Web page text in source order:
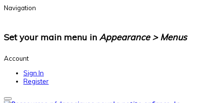
Navigation
Set your main menu in Appearance > Menus
Account
Sign In
Register